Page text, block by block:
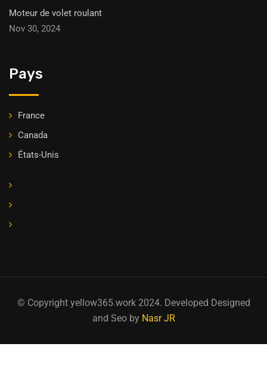
Moteur de volet roulant
Nov 30, 2024
Pays
France
Canada
États-Unis
© Copyright yellow365.work 2024. Developed Designed
and Seo by Nasr JR